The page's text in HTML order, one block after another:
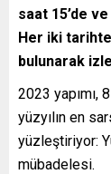
saat 15’de
Her iki
bulunarak
2023 yapımı,
yüzyılın en
yüzleştiriyor:
mübadelesi.